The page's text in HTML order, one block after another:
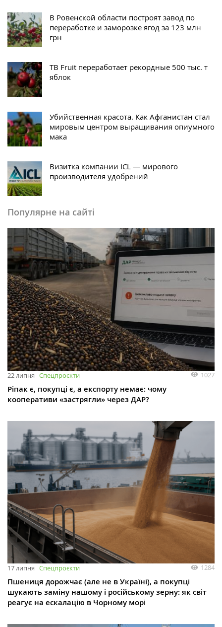
В Ровенской области построят завод по
переработке и заморозке ягод за 123 млн
грн
TB Fruit переработает рекордные 500 тыс. т
яблок
Убийственная красота. Как Афганистан стал
мировым центром выращивания опиумного
мака
Визитка компании ICL — мирового
производителя удобрений
Популярне на сайті
22 липня Спецпроєкти 1027
Ріпак є, покупці є, а експорту немає: чому
кооперативи «застрягли» через ДАР?
17 липня Спецпроєкти 1284
Пшениця дорожчає (але не в Україні), а покупці
шукають заміну нашому і російському зерну: як світ
реагує на ескалацію в Чорному морі